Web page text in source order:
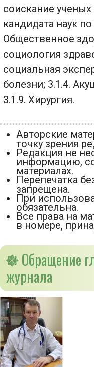
соискание
кандидата наук
Общественное
социология
социальная
болезни; 3.1.4.
3.1.9. Хирургия.
Авторские
точку зрения
Редакция не
информацию,
материалах.
Перепечатка
запрещена.
При
обязательна.
Все права на
в номере,
Обращение
журнала